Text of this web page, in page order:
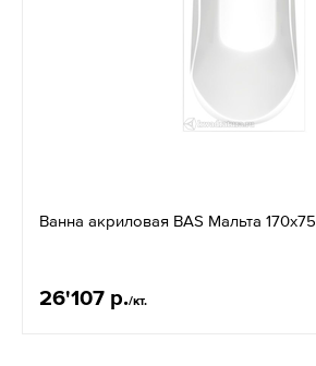
Ванна акриловая BAS Мальта 170х75
26'107 р./кт.